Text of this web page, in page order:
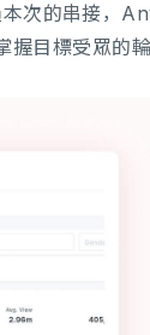
次的串接，
握目標受眾的